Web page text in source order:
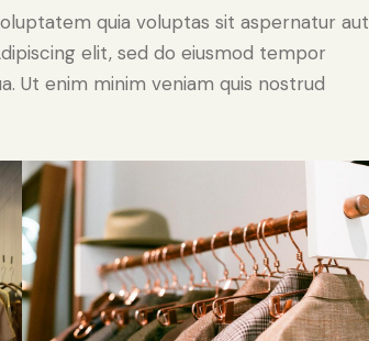
quia voluptas sit aspernatur aut
elit, sed do eiusmod tempor
Ut enim minim veniam quis nostrud